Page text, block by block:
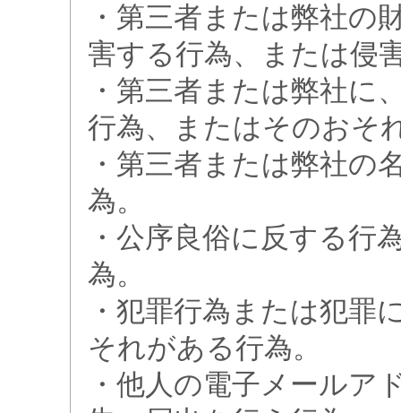
・第三者または弊社の
害する行為、または侵
・第三者または弊社に
行為、またはそのおそ
・第三者または弊社の
為。
・公序良俗に反する行
為。
・犯罪行為または犯罪
それがある行為。
・他人の電子メールア